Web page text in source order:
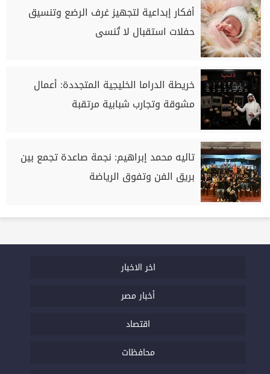
أفكار إبداعية لتجهيز غرف الرضع وتنسيق
حفلات استقبال لا تُنسى
خريطة الدراما الخليجية المتجددة: أعمال
مشوقة وتجارب شبابية مرتقبة
تاليه محمد إبراهيم: نجمة صاعدة تجمع بين
بريق الفن وتفوق الرياضة
اخر الاخبار
أخبار مصر
اقتصاد
محافظات